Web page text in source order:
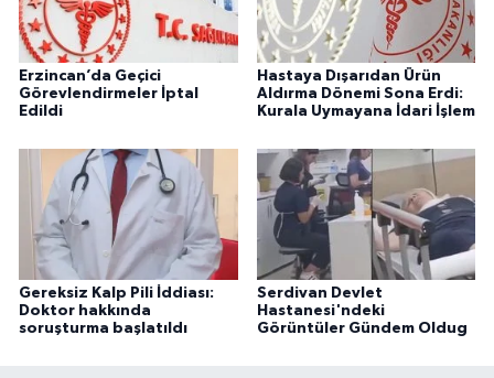
Erzincan’da Geçici
Görevlendirmeler İptal
Edildi
Hastaya Dışarıdan Ürün
Aldırma Dönemi Sona Erdi:
Kurala Uymayana İdari İşlem
Gereksiz Kalp Pili İddiası:
Doktor hakkında
soruşturma başlatıldı
Serdivan Devlet
Hastanesi'ndeki
Görüntüler Gündem Oldug